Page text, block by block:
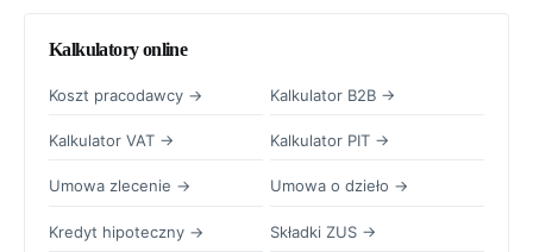
Kalkulatory online
Koszt pracodawcy → Kalkulator B2B →
Kalkulator VAT → Kalkulator PIT →
Umowa zlecenie → Umowa o dzieło →
Kredyt hipoteczny → Składki ZUS →